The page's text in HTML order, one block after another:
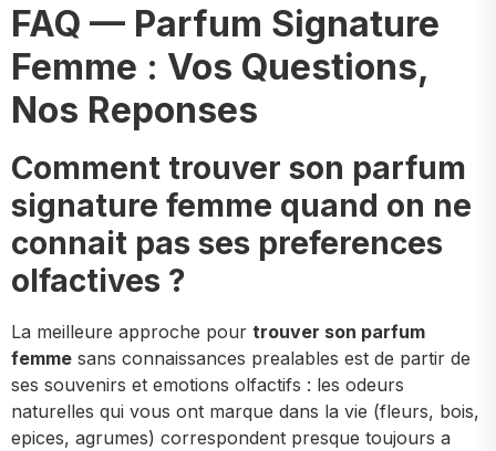
FAQ — Parfum Signature
Femme : Vos Questions,
Nos Reponses
Comment trouver son parfum
signature femme quand on ne
connait pas ses preferences
olfactives ?
La meilleure approche pour trouver son parfum
femme sans connaissances prealables est de partir de
ses souvenirs et emotions olfactifs : les odeurs
naturelles qui vous ont marque dans la vie (fleurs, bois,
epices, agrumes) correspondent presque toujours a